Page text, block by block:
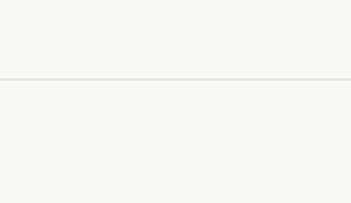
van je plaats en verzorgd sanitair is